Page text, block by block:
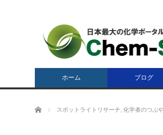
ホーム ブログ
ホーム スポットライトリサーチ, 化学者のつぶ